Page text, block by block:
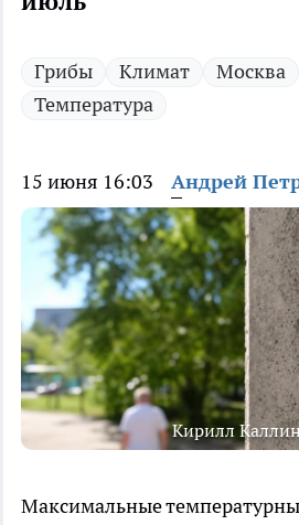
Грибы Климат Москва
Температура
15 июня 16:03 Андрей
Кирилл
Максимальные